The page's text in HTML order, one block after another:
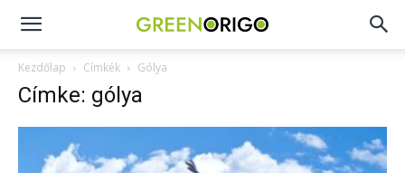
Green
Origo
Kezdőlap Címkék Gólya
Címke: gólya